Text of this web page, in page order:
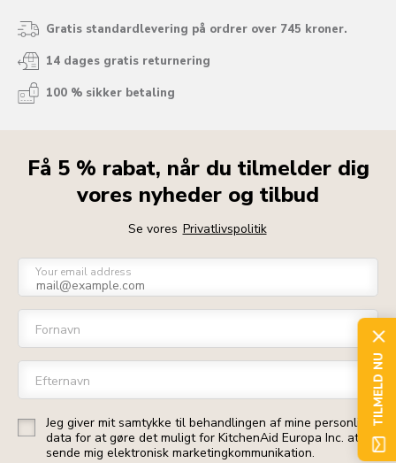
Gratis standardlevering på ordrer over 745 kroner.
14 dages gratis returnering
100 % sikker betaling
Få 5 % rabat, når du tilmelder dig
vores nyheder og tilbud
Se vores Privatlivspolitik
Your email address
Fornavn
Efternavn
Jeg giver mit samtykke til behandlingen af mine personlige
data for at gøre det muligt for KitchenAid Europa Inc. at
sende mig elektronisk marketingkommunikation.
TILMELD NU